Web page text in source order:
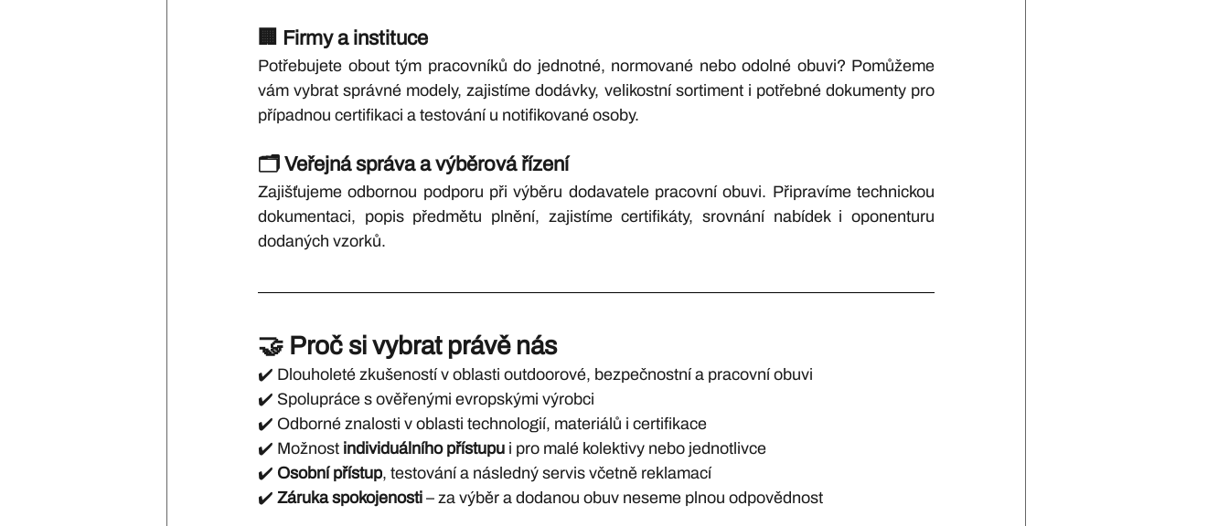
🏢 Firmy a instituce
Potřebujete obout tým pracovníků do jednotné, normované nebo odolné obuvi? Pomůžeme
vám vybrat správné modely, zajistíme dodávky, velikostní sortiment i potřebné dokumenty pro
případnou certifikaci a testování u notifikované osoby.
🗂️ Veřejná správa a výběrová řízení
Zajišťujeme odbornou podporu při výběru dodavatele pracovní obuvi. Připravíme technickou
dokumentaci, popis předmětu plnění, zajistíme certifikáty, srovnání nabídek i oponenturu
dodaných vzorků.
🤝 Proč si vybrat právě nás
✔️ Dlouholeté zkušeností v oblasti outdoorové, bezpečnostní a pracovní obuvi
✔️ Spolupráce s ověřenými evropskými výrobci
✔️ Odborné znalosti v oblasti technologií, materiálů i certifikace
✔️ Možnost individuálního přístupu i pro malé kolektivy nebo jednotlivce
✔️ Osobní přístup, testování a následný servis včetně reklamací
✔️ Záruka spokojenosti – za výběr a dodanou obuv neseme plnou odpovědnost